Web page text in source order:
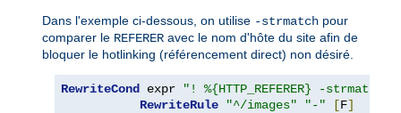
Dans l'exemple ci-dessous, on utilise -strmatch pour
comparer le REFERER avec le nom d'hôte du site afin de
bloquer le hotlinking (référencement direct) non désiré.
RewriteCond expr
"! %{HTTP_REFERER} -strmatch
RewriteRule
"^/images" "-" [F]